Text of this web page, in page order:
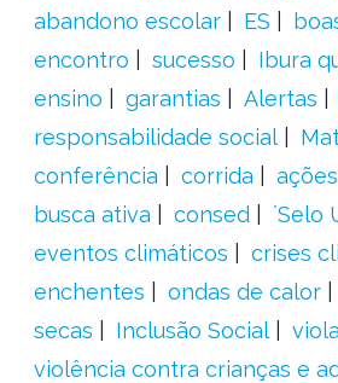
abandono escolar
ES
encontro
sucesso
Ibura
ensino
garantias Alertas
responsabilidade social
conferência
corrida ações
busca ativa
consed
´Selo
eventos climáticos
crises
enchentes
ondas de calor
secas
Inclusão Social
violência contra crianças e